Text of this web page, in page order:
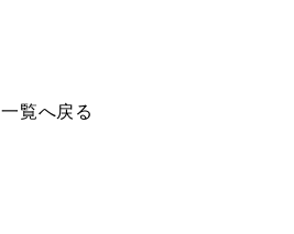
一覧へ戻る